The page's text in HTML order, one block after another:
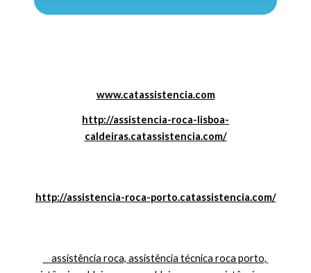
www.catassistencia.com
http://assistencia-roca-lisboa-
caldeiras.catassistencia.com/
http://assistencia-roca-porto.catassistencia.com/